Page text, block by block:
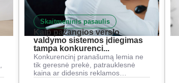
Skaitmeninis pasaulis
Kaip pažangios verslo
valdymo sistemos įdiegimas
tampa konkurenci...
Konkurencinį pranašumą lemia ne
tik geresnė prekė, patrauklesnė
kaina ar didesnis reklamos…